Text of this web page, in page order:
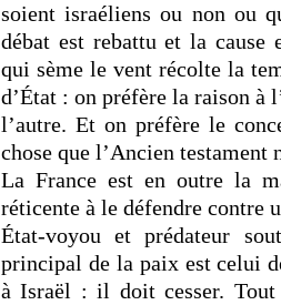
soient israéliens ou non ou
débat est rebattu et la cause
qui sème le vent récolte la
d’État : on préfère la raison à
l’autre. Et on préfère le
chose que l’Ancien testament
La France est en outre la
réticente à le défendre contre
État-voyou et prédateur
principal de la paix est celui
à Israël : il doit cesser. Tout